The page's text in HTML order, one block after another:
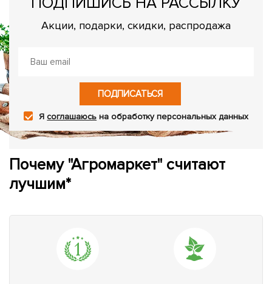
Акции, подарки, скидки, распродажа
ПОДПИСАТЬСЯ
Ясоглашаюсь на обработку персональных данных
Почему "Агромаркет" считают
лучшим*